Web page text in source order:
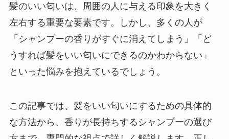
髪のいい匂いは、周囲の人に与える印象を大きく
左右する重要な要素です。しかし、多くの人が
「シャンプーの香りがすぐに消えてしまう」「ど
うすれば髪をいい匂いにできるのかわからない」
といった悩みを抱えているでしょう。
この記事では、髪をいい匂いにするための具体的
な方法から、香りが長持ちするシャンプーの選び